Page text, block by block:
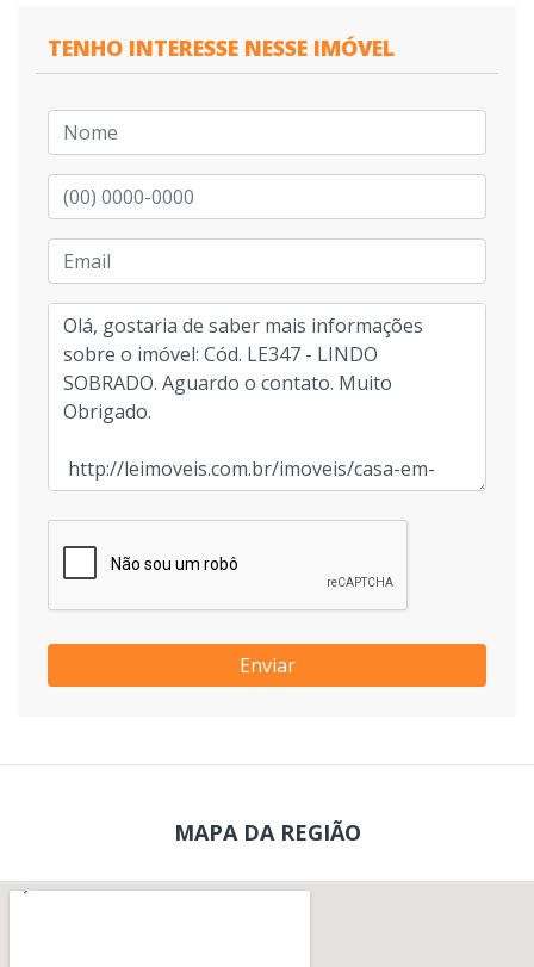
TENHO INTERESSE NESSE IMÓVEL
Enviar
MAPA DA REGIÃO